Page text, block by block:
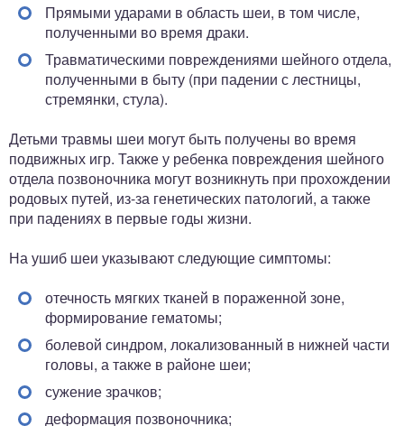
Прямыми ударами в область шеи, в том числе,
полученными во время драки.
Травматическими повреждениями шейного отдела,
полученными в быту (при падении с лестницы,
стремянки, стула).
Детьми травмы шеи могут быть получены во время
подвижных игр. Также у ребенка повреждения шейного
отдела позвоночника могут возникнуть при прохождении
родовых путей, из-за генетических патологий, а также
при падениях в первые годы жизни.
На ушиб шеи указывают следующие симптомы:
отечность мягких тканей в пораженной зоне,
формирование гематомы;
болевой синдром, локализованный в нижней части
головы, а также в районе шеи;
сужение зрачков;
деформация позвоночника;